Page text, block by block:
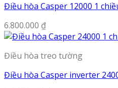
Điều hòa Casper 12000 1
6.800.000 ₫
Điều hòa treo tường
Điều hòa Casper inverter